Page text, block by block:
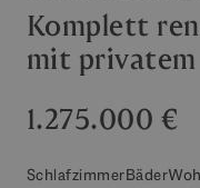
Komplett
mit
1.275.000 €
SchlafzimmerBäder